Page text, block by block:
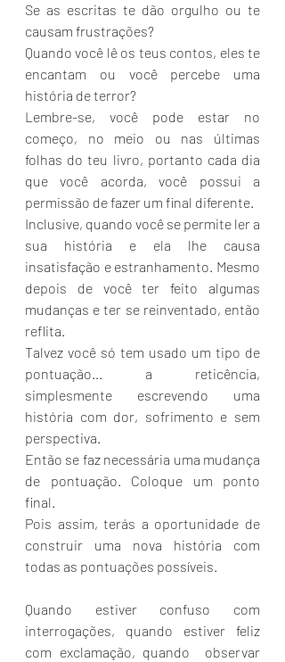
Se as escritas te dão orgulho ou te
causam frustrações?
Quando você lê os teus contos, eles te
encantam ou você percebe uma
história de terror?
Lembre-se, você pode estar no
começo, no meio ou nas últimas
folhas do teu livro, portanto cada dia
que você acorda, você possui a
permissão de fazer um final diferente.
Inclusive, quando você se permite ler a
sua história e ela lhe causa
insatisfação e estranhamento. Mesmo
depois de você ter feito algumas
mudanças e ter se reinventado, então
reflita.
Talvez você só tem usado um tipo de
pontuação... a reticência,
simplesmente escrevendo uma
história com dor, sofrimento e sem
perspectiva.
Então se faz necessária uma mudança
de pontuação. Coloque um ponto
final.
Pois assim, terás a oportunidade de
construir uma nova história com
todas as pontuações possíveis.
Quando estiver confuso com
interrogações, quando estiver feliz
com exclamação, quando  observar